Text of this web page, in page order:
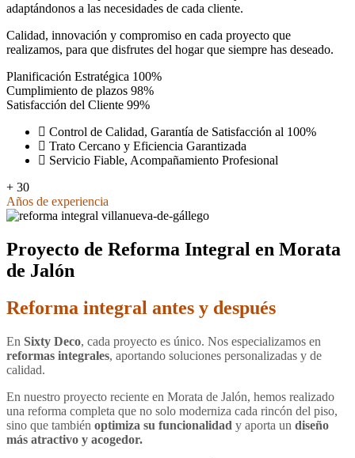
adaptándonos a las necesidades de cada cliente.
Calidad, innovación y compromiso en cada proyecto que
realizamos, para que disfrutes del hogar que siempre has deseado.
Planificación Estratégica 100%
Cumplimiento de plazos 98%
Satisfacción del Cliente 99%
Control de Calidad, Garantía de Satisfacción al 100%
Trato Cercano y Eficiencia Garantizada
Servicio Fiable, Acompañamiento Profesional
+ 30
Años de experiencia
Proyecto de Reforma Integral en Morata
de Jalón
Reforma integral antes y después
En Sixty Deco, cada proyecto es único. Nos especializamos en
reformas integrales, aportando soluciones personalizadas y de
calidad.
En nuestro proyecto reciente en Morata de Jalón, hemos realizado
una reforma completa que no solo moderniza cada rincón del piso,
sino que también optimiza su funcionalidad y aporta un diseño
más atractivo y acogedor.